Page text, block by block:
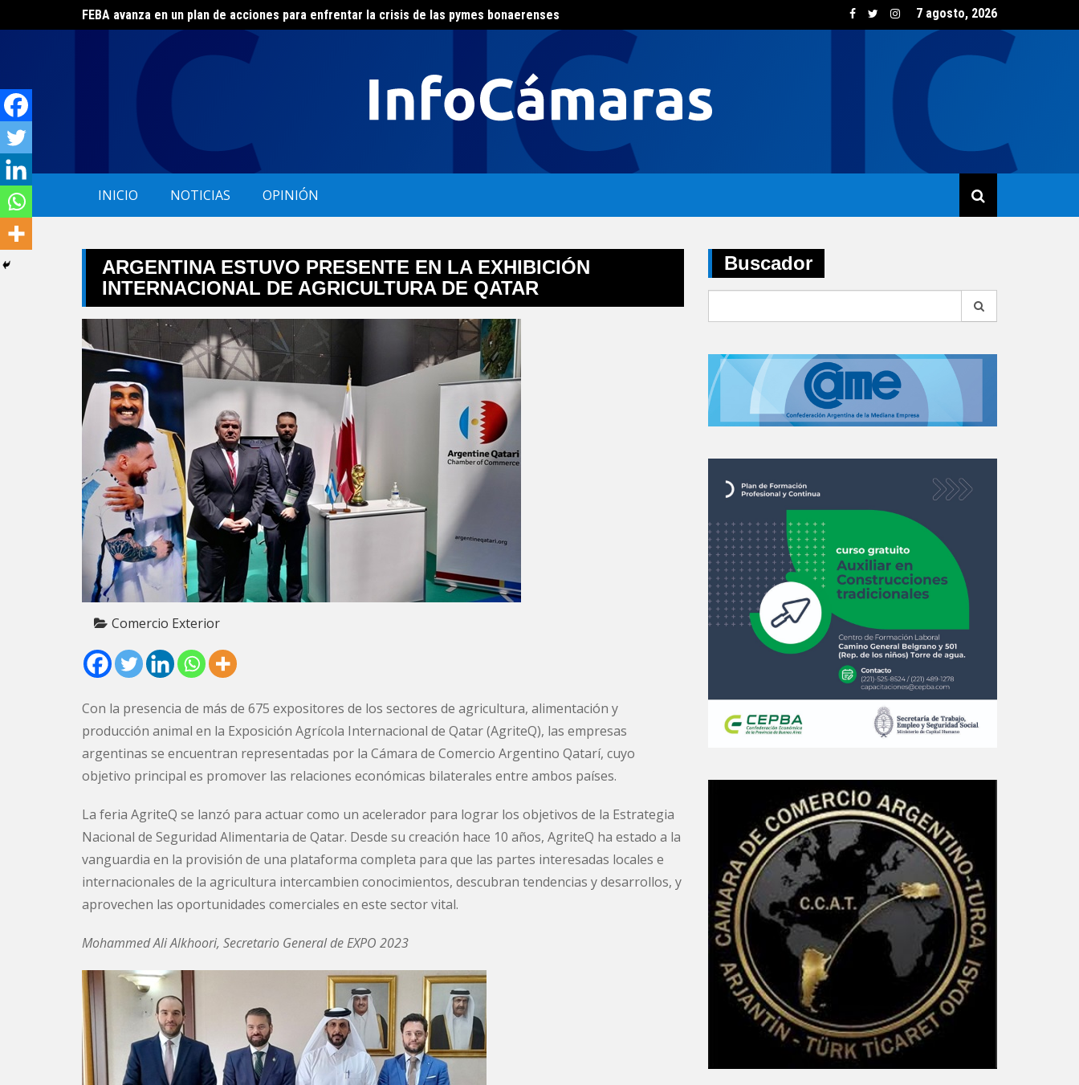
to
FEBA avanza en un plan de acciones para enfrentar la crisis de las pymes bonaerenses
El ERAS continúa con el beneficio de la tarifa social del agua El consumo de vino creció un 5,8% en junio impulsado por las opciones
7 agosto, 2026
INICIO NOTICIAS OPINIÓN
ARGENTINA ESTUVO PRESENTE EN LA EXHIBICIÓN
INTERNACIONAL DE AGRICULTURA DE QATAR
Comercio Exterior
Con la presencia de más de 675 expositores de los sectores de agricultura, alimentación y
producción animal en la Exposición Agrícola Internacional de Qatar (AgriteQ), las empresas
argentinas se encuentran representadas por la Cámara de Comercio Argentino Qatarí, cuyo
objetivo principal es promover las relaciones económicas bilaterales entre ambos países.
La feria AgriteQ se lanzó para actuar como un acelerador para lograr los objetivos de la Estrategia
Nacional de Seguridad Alimentaria de Qatar. Desde su creación hace 10 años, AgriteQ ha estado a la
vanguardia en la provisión de una plataforma completa para que las partes interesadas locales e
internacionales de la agricultura intercambien conocimientos, descubran tendencias y desarrollos, y
aprovechen las oportunidades comerciales en este sector vital.
Mohammed Ali Alkhoori, Secretario General de EXPO 2023
Buscador